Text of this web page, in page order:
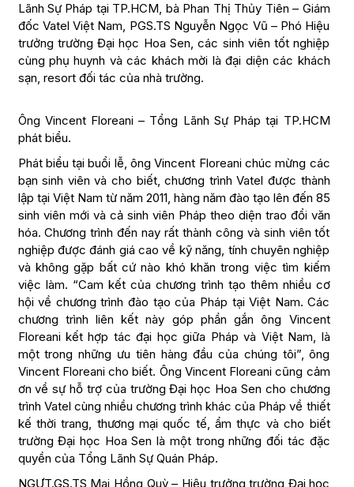
Lãnh Sự Pháp tại TP.HCM, bà Phan Thị Thủy Tiên – Giám
đốc Vatel Việt Nam, PGS.TS Nguyễn Ngọc Vũ – Phó Hiệu
trưởng trường Đại học Hoa Sen, các sinh viên tốt nghiệp
cùng phụ huynh và các khách mời là đại diện các khách
sạn, resort đối tác của nhà trường.
Ông Vincent Floreani – Tổng Lãnh Sự Pháp tại TP.HCM
phát biểu.
Phát biểu tại buổi lễ, ông Vincent Floreani chúc mừng các
bạn sinh viên và cho biết, chương trình Vatel được thành
lập tại Việt Nam từ năm 2011, hàng năm đào tạo lên đến 85
sinh viên mới và cả sinh viên Pháp theo diện trao đổi văn
hóa. Chương trình đến nay rất thành công và sinh viên tốt
nghiệp được đánh giá cao về kỹ năng, tính chuyên nghiệp
và không gặp bất cứ nào khó khăn trong việc tìm kiếm
việc làm. “Cam kết của chương trình tạo thêm nhiều cơ
hội về chương trình đào tạo của Pháp tại Việt Nam. Các
chương trình liên kết này góp phần gắn ông Vincent
Floreani kết hợp tác đại học giữa Pháp và Việt Nam, là
một trong những ưu tiên hàng đầu của chúng tôi”, ông
Vincent Floreani cho biết. Ông Vincent Floreani cũng cảm
ơn về sự hỗ trợ của trường Đại học Hoa Sen cho chương
trình Vatel cùng nhiều chương trình khác của Pháp về thiết
kế thời trang, thương mại quốc tế, ẩm thực và cho biết
trường Đại học Hoa Sen là một trong những đối tác đặc
quyền của Tổng Lãnh Sự Quán Pháp.
NGƯT.GS.TS Mai Hồng Quỳ – Hiệu trưởng trường Đại học